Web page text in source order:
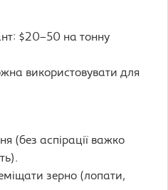
$20–50 на тонну
використовувати для
(без аспірації важко
зерно (лопати,